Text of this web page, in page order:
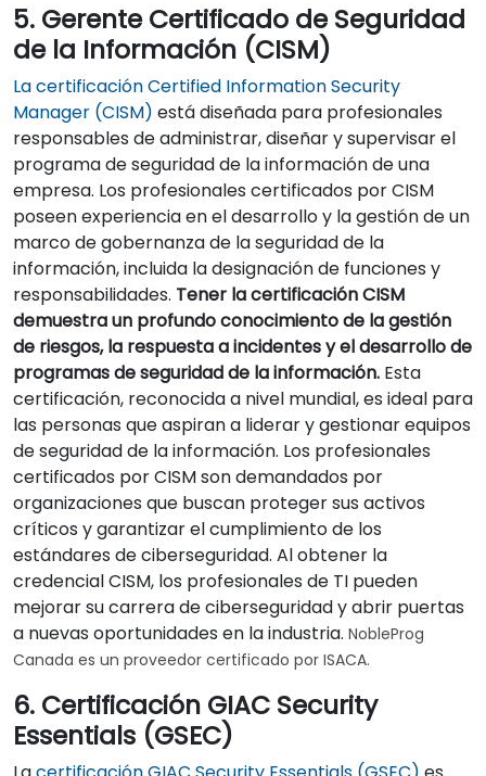
5. Gerente Certificado de Seguridad
de la Información (CISM)
La certificación Certified Information Security
Manager (CISM) está diseñada para profesionales
responsables de administrar, diseñar y supervisar el
programa de seguridad de la información de una
empresa. Los profesionales certificados por CISM
poseen experiencia en el desarrollo y la gestión de un
marco de gobernanza de la seguridad de la
información, incluida la designación de funciones y
responsabilidades. Tener la certificación CISM
demuestra un profundo conocimiento de la gestión
de riesgos, la respuesta a incidentes y el desarrollo de
programas de seguridad de la información. Esta
certificación, reconocida a nivel mundial, es ideal para
las personas que aspiran a liderar y gestionar equipos
de seguridad de la información. Los profesionales
certificados por CISM son demandados por
organizaciones que buscan proteger sus activos
críticos y garantizar el cumplimiento de los
estándares de ciberseguridad. Al obtener la
credencial CISM, los profesionales de TI pueden
mejorar su carrera de ciberseguridad y abrir puertas
a nuevas oportunidades en la industria. NobleProg
Canada es un proveedor certificado por ISACA.
6. Certificación GIAC Security
Essentials (GSEC)